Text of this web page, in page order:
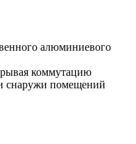
алюминиевого
коммутацию
снаружи помещений